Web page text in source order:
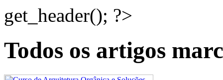
get_header(); ?>
Todos os artigos